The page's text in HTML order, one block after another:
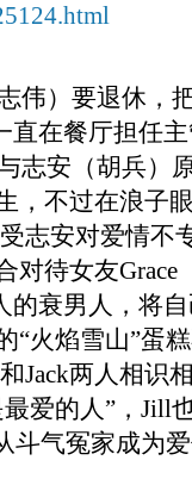
伟）要退休，
直在餐厅担任
志安（胡兵）
，不过在浪子
志安对爱情不
对待女友Grace
的衰男人，将
“火焰雪山”蛋
Jack两人相识
爱的人”，Jill
斗气冤家成为